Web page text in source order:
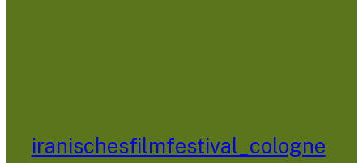
iranischesfilmfestival_cologne